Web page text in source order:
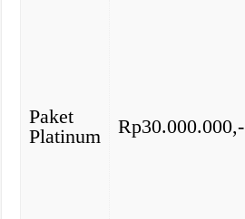
Paket
Platinum
Rp30.000.000,-